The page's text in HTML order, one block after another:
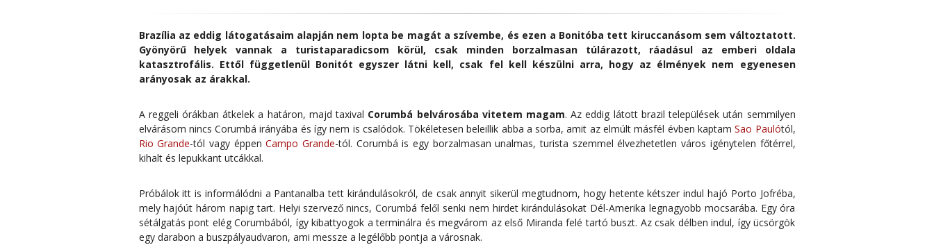
Brazília az eddig látogatásaim alapján nem lopta be magát a szívembe, és ezen a Bonitóba tett kiruccanásom sem változtatott.
Gyönyörű helyek vannak a turistaparadicsom körül, csak minden borzalmasan túlárazott, ráadásul az emberi oldala
katasztrofális. Ettől függetlenül Bonitót egyszer látni kell, csak fel kell készülni arra, hogy az élmények nem egyenesen
arányosak az árakkal.
A reggeli órákban átkelek a határon, majd taxival Corumbá belvárosába vitetem magam. Az eddig látott brazil települések után semmilyen
elvárásom nincs Corumbá irányába és így nem is csalódok. Tökéletesen beleillik abba a sorba, amit az elmúlt másfél évben kaptamSao Paulótól,
Rio Grande-tól vagy éppenCampo Grande-tól. Corumbá is egy borzalmasan unalmas, turista szemmel élvezhetetlen város igénytelen főtérrel,
kihalt és lepukkant utcákkal.
Próbálok itt is informálódni a Pantanalba tett kirándulásokról, de csak annyit sikerül megtudnom, hogy hetente kétszer indul hajó Porto Jofréba,
mely hajóút három napig tart. Helyi szervező nincs, Corumbá felől senki nem hirdet kirándulásokat Dél-Amerika legnagyobb mocsarába. Egy óra
sétálgatás pont elég Corumbából, így kibattyogok a terminálra és megvárom az első Miranda felé tartó buszt. Az csak délben indul, így ücsörgök
egy darabon a buszpályaudvaron, ami messze a legélőbb pontja a városnak.